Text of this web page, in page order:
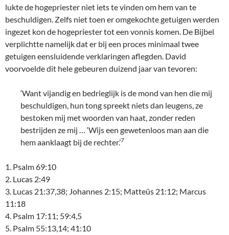
lukte de hogepriester niet iets te vinden om hem van te
beschuldigen. Zelfs niet toen er omgekochte getuigen werden
ingezet kon de hogepriester tot een vonnis komen. De Bijbel
verplichtte namelijk dat er bij een proces minimaal twee
getuigen eensluidende verklaringen aflegden. David
voorvoelde dit hele gebeuren duizend jaar van tevoren:
‘Want vijandig en bedrieglijk is de mond van hen die mij
beschuldigen, hun tong spreekt niets dan leugens, ze
bestoken mij met woorden van haat, zonder reden
bestrijden ze mij … ‘Wijs een gewetenloos man aan die
hem aanklaagt bij de rechter.’7
1. Psalm 69:10
2. Lucas 2:49
3. Lucas 21:37,38; Johannes 2:15; Matteüs 21:12; Marcus
11:18
4. Psalm 17:11; 59:4,5
5. Psalm 55:13,14; 41:10